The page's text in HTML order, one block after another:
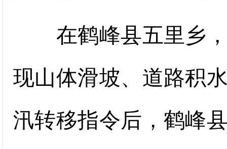
在鹤峰县五里乡，
现山体滑坡、道路积
汛转移指令后，鹤峰